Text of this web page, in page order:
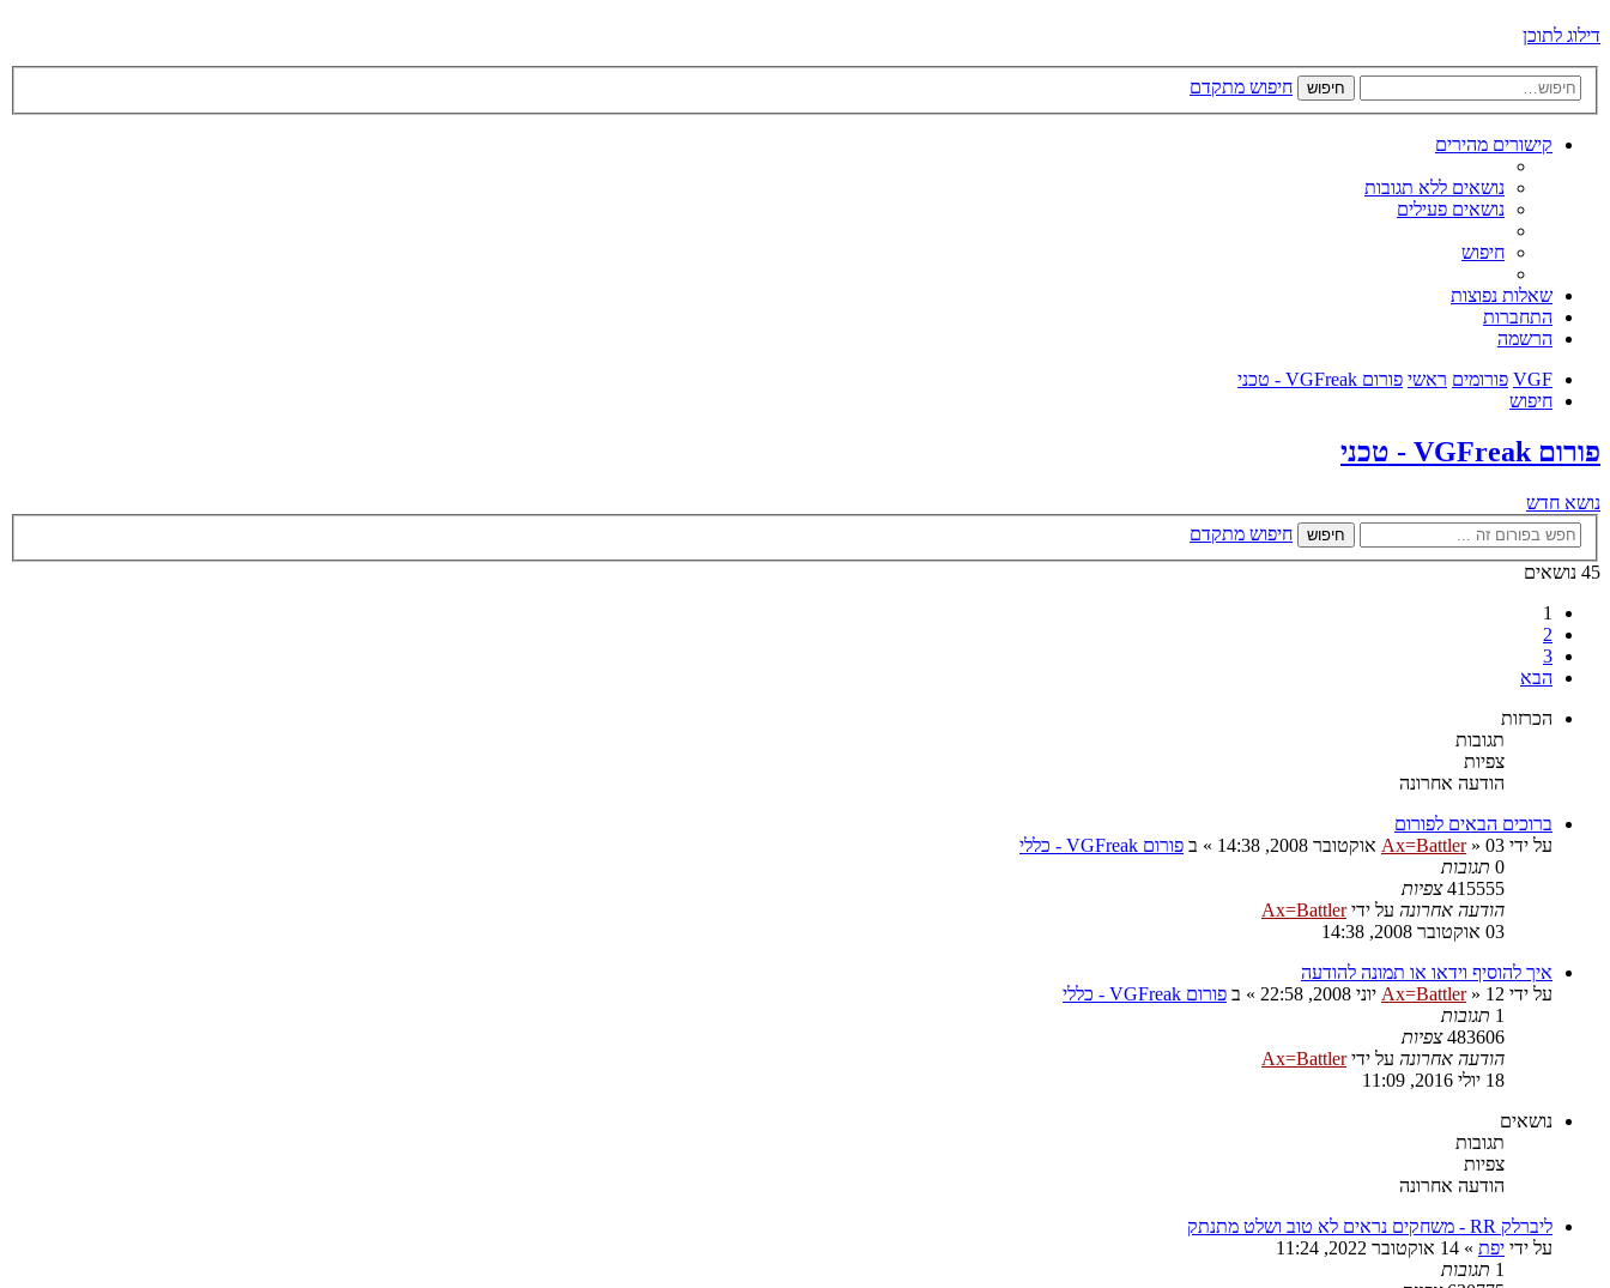
דילוג לתוכן
חיפוש חיפוש מתקדם
קישורים מהירים
נושאים ללא תגובות
נושאים פעילים
חיפוש
שאלות נפוצות
התחברות
הרשמה
VGF פורומים ראשי פורום VGFreak - טכני
חיפוש
פורום VGFreak - טכני
נושא חדש
חיפוש
חיפוש מתקדם
45 נושאים
1
2
3
הבא
הכרזות
תגובות
צפיות
הודעה אחרונה
ברוכים הבאים לפורום
על ידי
Ax=Battler» 03 אוקטובר 2008, 14:38 » ב פורום VGFreak - כללי
0 תגובות
415555 צפיות
הודעה אחרונה על ידיAx=Battler
03 אוקטובר 2008, 14:38
איך להוסיף וידאו או תמונה להודעה
על ידי
Ax=Battler» 12 יוני 2008, 22:58 » ב פורום VGFreak - כללי
1 תגובות
483606 צפיות
הודעה אחרונה על ידיAx=Battler
18 יולי 2016, 11:09
נושאים
תגובות
צפיות
הודעה אחרונה
ליברלק RR - משחקים נראים לא טוב ושלט מתנתק
על ידי יפת » 14 אוקטובר 2022, 11:24
1 תגובות